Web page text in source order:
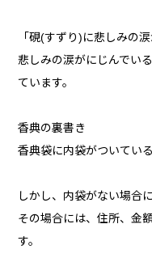
「硯(すずり)に悲しみの
悲しみの涙がにじんでい
ています。
香典の裏書き
香典袋に内袋がついてい
しかし、内袋がない場合
その場合には、住所、金
す。